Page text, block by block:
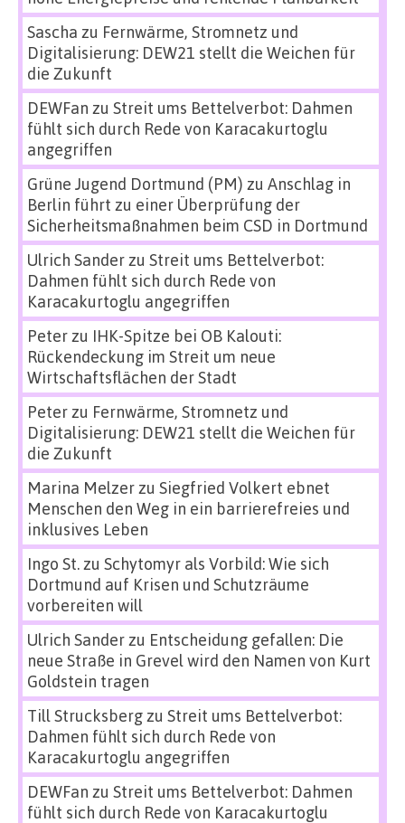
Sascha zu Fernwärme, Stromnetz und
Digitalisierung: DEW21 stellt die Weichen für
die Zukunft
DEWFan zu Streit ums Bettelverbot: Dahmen
fühlt sich durch Rede von Karacakurtoglu
angegriffen
Grüne Jugend Dortmund (PM) zu Anschlag in
Berlin führt zu einer Überprüfung der
Sicherheitsmaßnahmen beim CSD in Dortmund
Ulrich Sanderzu Streit ums Bettelverbot:
Dahmen fühlt sich durch Rede von
Karacakurtoglu angegriffen
Peterzu IHK-Spitze bei OB Kalouti:
Rückendeckung im Streit um neue
Wirtschaftsflächen der Stadt
Peterzu Fernwärme, Stromnetz und
Digitalisierung: DEW21 stellt die Weichen für
die Zukunft
Marina Melzerzu Siegfried Volkert ebnet
Menschen den Weg in ein barrierefreies und
inklusives Leben
Ingo St.zu Schytomyr als Vorbild: Wie sich
Dortmund auf Krisen und Schutzräume
vorbereiten will
Ulrich Sanderzu Entscheidung gefallen: Die
neue Straße in Grevel wird den Namen von Kurt
Goldstein tragen
Till Strucksbergzu Streit ums Bettelverbot:
Dahmen fühlt sich durch Rede von
Karacakurtoglu angegriffen
DEWFan zu Streit ums Bettelverbot: Dahmen
fühlt sich durch Rede von Karacakurtoglu